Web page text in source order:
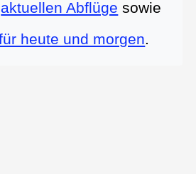
aktuellen Abflüge sowie
heute und morgen.